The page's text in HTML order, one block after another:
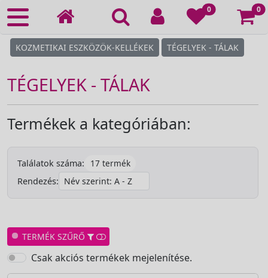
0 0
KOZMETIKAI ESZKÖZÖK-KELLÉKEK TÉGELYEK - TÁLAK
TÉGELYEK - TÁLAK
Termékek a kategóriában:
Találatok száma:
17 termék
Rendezés:
TERMÉK SZŰRŐ
Csak akciós termékek mejelenítése.